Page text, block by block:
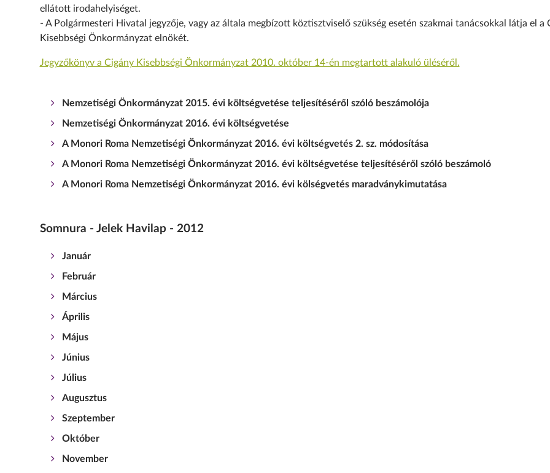
ellátott irodahelyiséget.
- A Polgármesteri Hivatal jegyzője, vagy az általa megbízott köztisztviselő szükség esetén szakmai tanácsokkal látja el a
Kisebbségi Önkormányzat elnökét.
Jegyzőkönyv a Cigány Kisebbségi Önkormányzat 2010. október 14-én megtartott alakuló üléséről.
Nemzetiségi Önkormányzat 2015. évi költségvetése teljesítéséről szóló beszámolója
Nemzetiségi Önkormányzat 2016. évi költségvetése
A Monori Roma Nemzetiségi Önkormányzat 2016. évi költségvetés 2. sz. módosítása
A Monori Roma Nemzetiségi Önkormányzat 2016. évi költségvetése teljesítéséről szóló beszámoló
A Monori Roma Nemzetiségi Önkormányzat 2016. évi kölségvetés maradványkimutatása
Somnura - Jelek Havilap - 2012
Január
Február
Március
Április
Május
Június
Július
Augusztus
Szeptember
Október
November